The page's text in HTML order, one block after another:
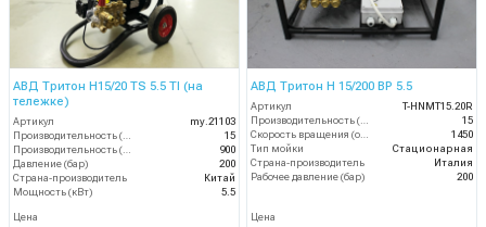
АВД Тритон H15/20 TS 5.5 TI (на
тележке)
Артикул
my.21103
15
900
Давление (бар)
200
Страна-производитель
Китай
Мощность (кВт)
5.5
Цена
АВД Тритон H 15/200 BP 5.5
Артикул
T-HNMT15.20R
15
1450
Тип мойки
Стационарная
Страна-производитель
Италия
Рабочее давление (бар)
200
Цена